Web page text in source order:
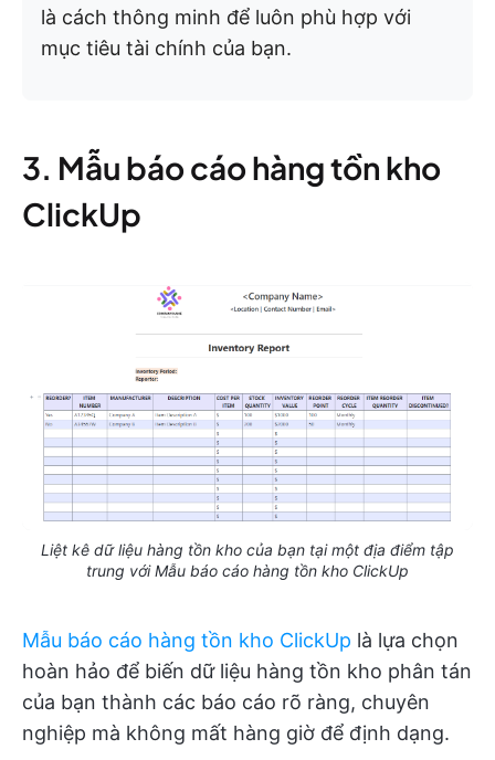
là cách thông minh để luôn phù hợp với
mục tiêu tài chính của bạn.
3. Mẫu báo cáo hàng tồn kho
ClickUp
Liệt kê dữ liệu hàng tồn kho của bạn tại một địa điểm tập
trung với Mẫu báo cáo hàng tồn kho ClickUp
Mẫu báo cáo hàng tồn kho ClickUp là lựa chọn
hoàn hảo để biến dữ liệu hàng tồn kho phân tán
của bạn thành các báo cáo rõ ràng, chuyên
nghiệp mà không mất hàng giờ để định dạng.